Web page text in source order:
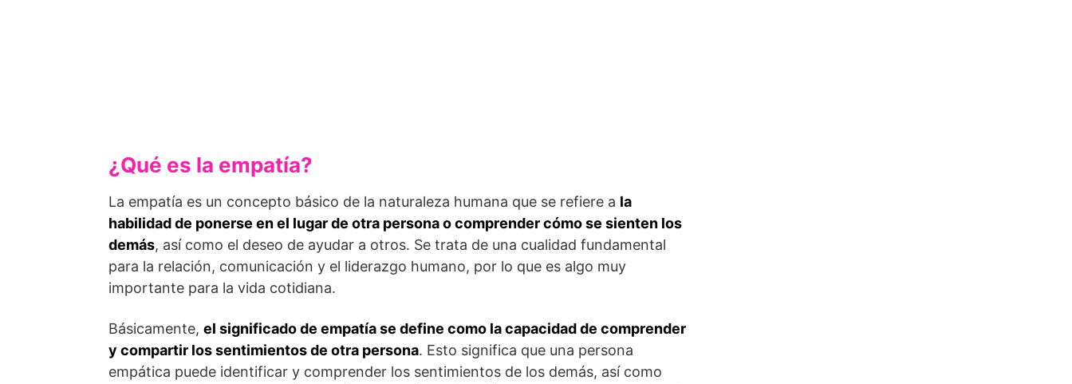
¿Qué es la empatía?
La empatía es un concepto básico de la naturaleza humana que se refiere a la
habilidad de ponerse en el lugar de otra persona o comprender cómo se sienten los
demás, así como el deseo de ayudar a otros. Se trata de una cualidad fundamental
para la relación, comunicación y el liderazgo humano, por lo que es algo muy
importante para la vida cotidiana.
Básicamente, el significado de empatía se define como la capacidad de comprender
y compartir los sentimientos de otra persona. Esto significa que una persona
empática puede identificar y comprender los sentimientos de los demás, así como